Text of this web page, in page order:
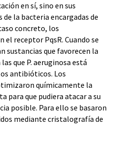
en sí, sino en sus
la bacteria encargadas de
concreto, los
el receptor PqsR. Cuando se
sustancias que favorecen la
que P. aeruginosa está
antibióticos. Los
químicamente la
para que pudiera atacar a su
posible. Para ello se basaron
mediante cristalografía de